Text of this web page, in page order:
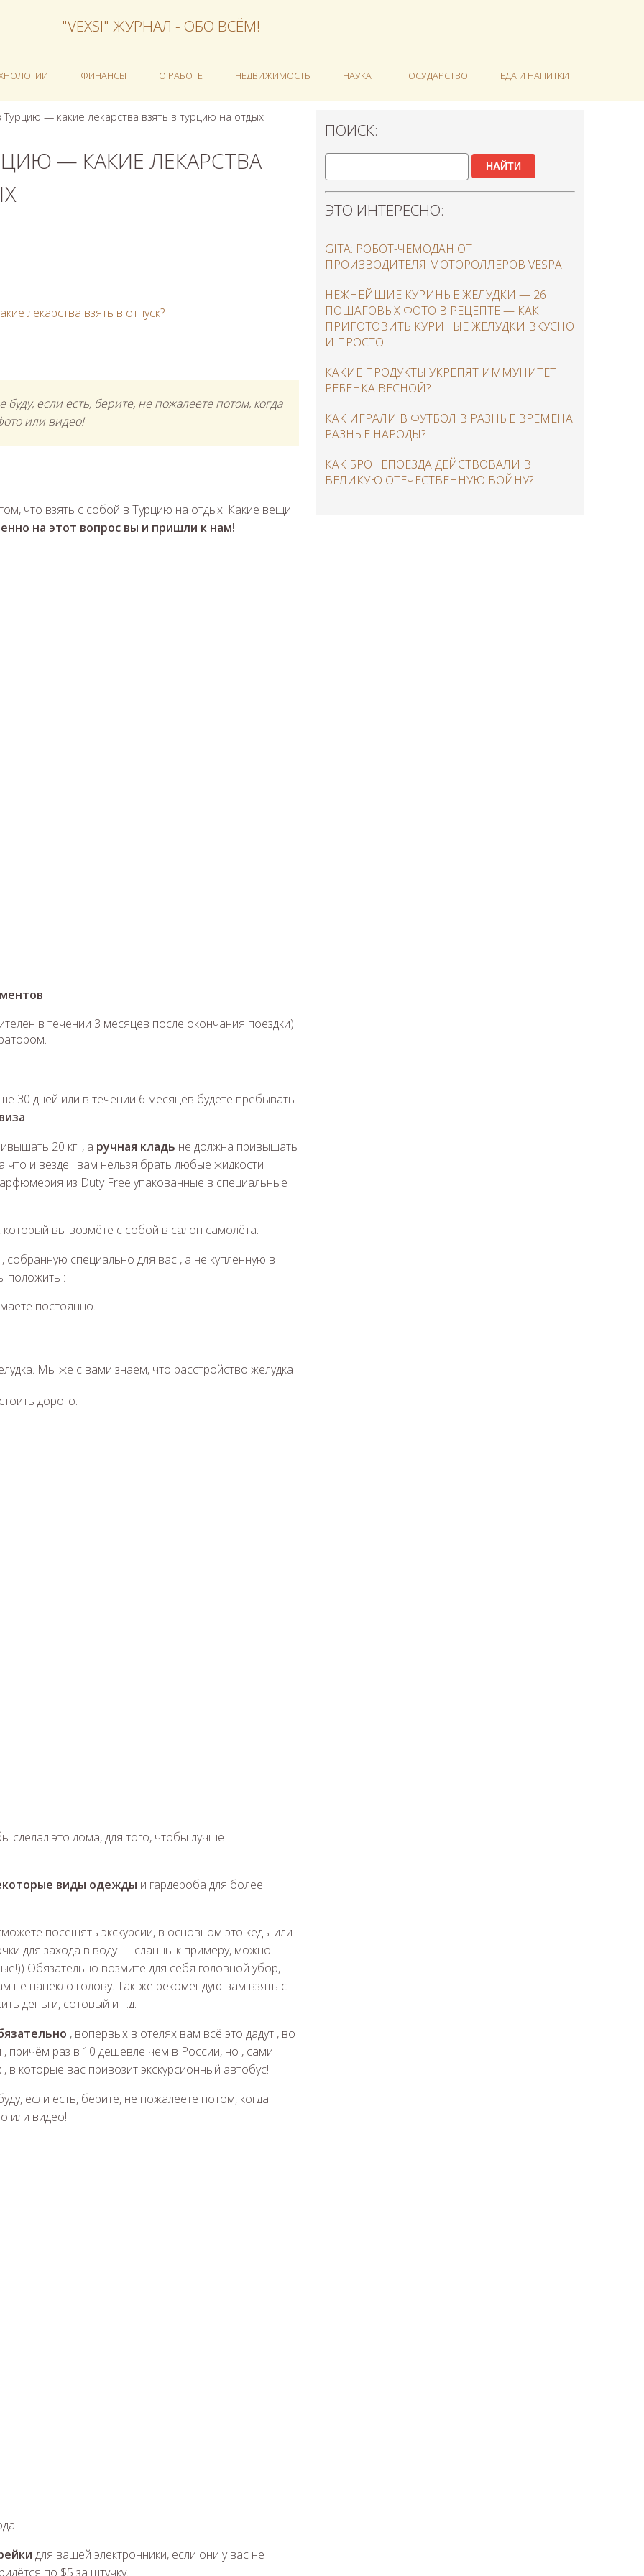
"VEXSI" ЖУРНАЛ - ОБО ВСЁМ!
ФИНАНСЫ О РАБОТЕ НЕДВИЖИМОСТЬ НАУКА ГОСУДАРСТВО ЕДА И НАПИТКИ
Турцию — какие лекарства взять в турцию на отдых
— КАКИЕ ЛЕКАРСТВА
лекарства взять в отпуск?
если есть, берите, не пожалеете потом, когда
или видео!
что взять с собой в Турцию на отдых. Какие вещи
на этот вопрос вы и пришли к нам!
:
в течении 3 месяцев после окончания поездки).
30 дней или в течении 6 месяцев будете пребывать
.
20 кг. , а ручная кладь не должна привышать
что и везде : вам нельзя брать любые жидкости
из Duty Free упакованные в специальные
который вы возмёте с собой в салон самолёта.
, собранную специально для вас , а не купленную в
положить :
постоянно.
Мы же с вами знаем, что расстройство желудка
дорого.
сделал это дома, для того, чтобы лучше
виды одежды и гардероба для более
посещять экскурсии, в основном это кеды или
для захода в воду — сланцы к примеру, можно
Обязательно возмите для себя головной убор,
не напекло голову. Так-же рекомендую вам взять с
деньги, сотовый и т.д.
, вопервых в отелях вам всё это дадут , во
причём раз в 10 дешевле чем в России, но , сами
в которые вас привозит экскурсионный автобус!
если есть, берите, не пожалеете потом, когда
или видео!
для вашей электронники, если они у вас не
по $5 за штучку.
ПОИСК:
НАЙТИ
ЭТО ИНТЕРЕСНО:
GITA: РОБОТ-ЧЕМОДАН ОТ
ПРОИЗВОДИТЕЛЯ МОТОРОЛЛЕРОВ VESPA
НЕЖНЕЙШИЕ КУРИНЫЕ ЖЕЛУДКИ — 26
ПОШАГОВЫХ ФОТО В РЕЦЕПТЕ — КАК
ПРИГОТОВИТЬ КУРИНЫЕ ЖЕЛУДКИ ВКУСНО
И ПРОСТО
КАКИЕ ПРОДУКТЫ УКРЕПЯТ ИММУНИТЕТ
РЕБЕНКА ВЕСНОЙ?
КАК ИГРАЛИ В ФУТБОЛ В РАЗНЫЕ ВРЕМЕНА
РАЗНЫЕ НАРОДЫ?
КАК БРОНЕПОЕЗДА ДЕЙСТВОВАЛИ В
ВЕЛИКУЮ ОТЕЧЕСТВЕННУЮ ВОЙНУ?